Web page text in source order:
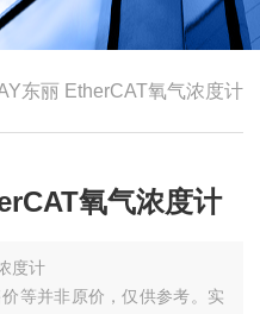
东丽 EtherCAT氧气浓度计
氧气浓度计
度计
等并非原价，仅供参考。实